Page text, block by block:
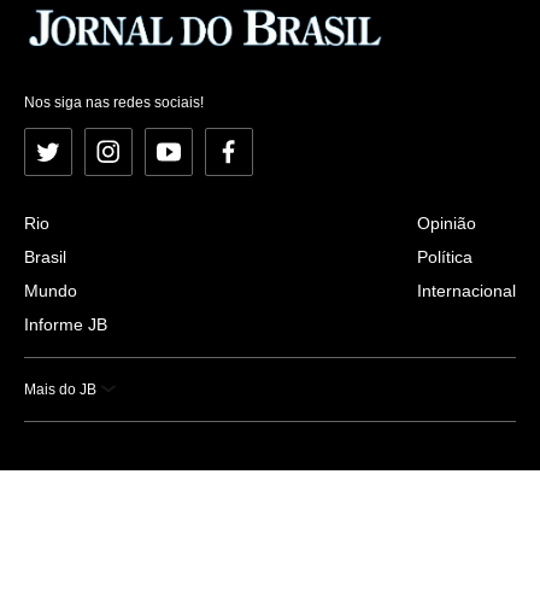
Nos siga nas redes sociais!
Twitter InstagramYouTubeFacebook
Rio
Brasil
Mundo
Informe JB
Opinião
Política
Internacional
Mais do JB
Esportes